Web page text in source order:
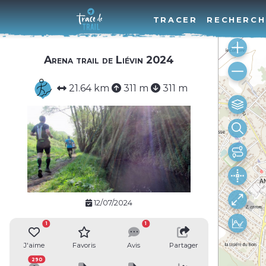
TRACER
Arena trail de Liévin 2024
21.64 km 311 m 311 m
12/07/2024
J'aime
1
Favoris Avis
1
Partager
290